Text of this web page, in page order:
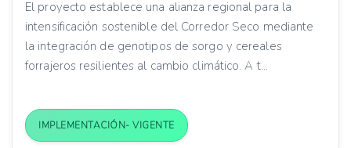
El proyecto establece una alianza regional para la
intensificación sostenible del Corredor Seco mediante
la integración de genotipos de sorgo y cereales
forrajeros resilientes al cambio climático. A t...
IMPLEMENTACIÓN- VIGENTE